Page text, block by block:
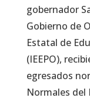
gobernador
Gobierno de
Estatal de
(IEEPO),
egresados
Normales del